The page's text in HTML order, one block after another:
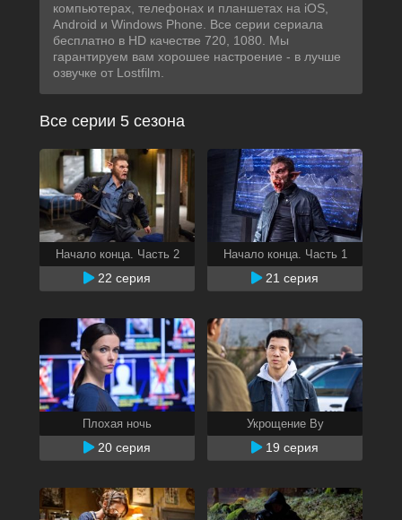
компьютерах, телефонах и планшетах на iOS,
Android и Windows Phone. Все серии сериала
бесплатно в HD качестве 720, 1080. Мы
гарантируем вам хорошее настроение - в лучше
озвучке от Lostfilm.
Все серии 5 сезона
Начало конца. Часть 2
22 серия
Начало конца. Часть 1
21 серия
Плохая ночь
20 серия
Укрощение Ву
19 серия